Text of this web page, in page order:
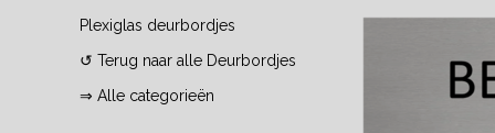
Plexiglas deurbordjes
↺ Terug naar alle Deurbordjes
⇒ Alle categorieën